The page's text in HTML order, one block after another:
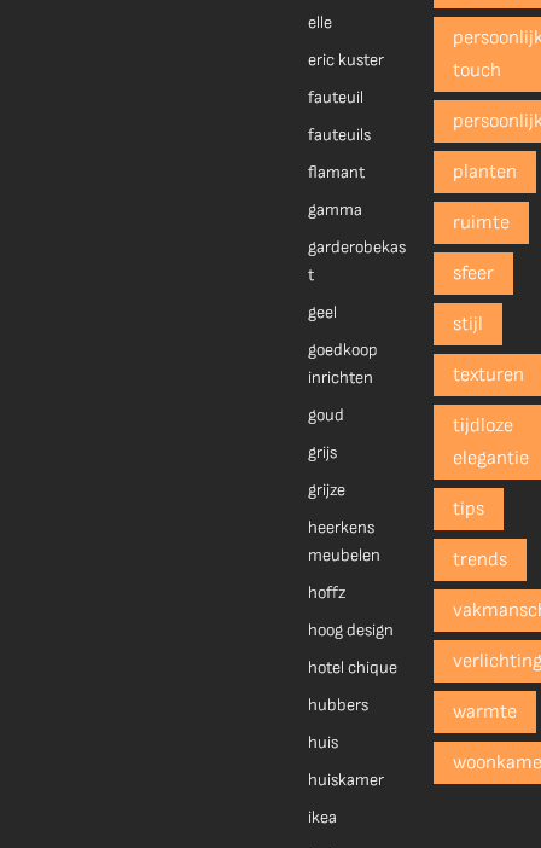
elle
eric kuster
fauteuil
fauteuils
flamant
gamma
garderobekas
t
geel
goedkoop
inrichten
goud
grijs
grijze
heerkens
meubelen
hoffz
hoog design
hotel chique
hubbers
huis
huiskamer
ikea
touch
planten
ruimte
sfeer
stijl
texturen
tijdloze
elegantie
tips
trends
warmte